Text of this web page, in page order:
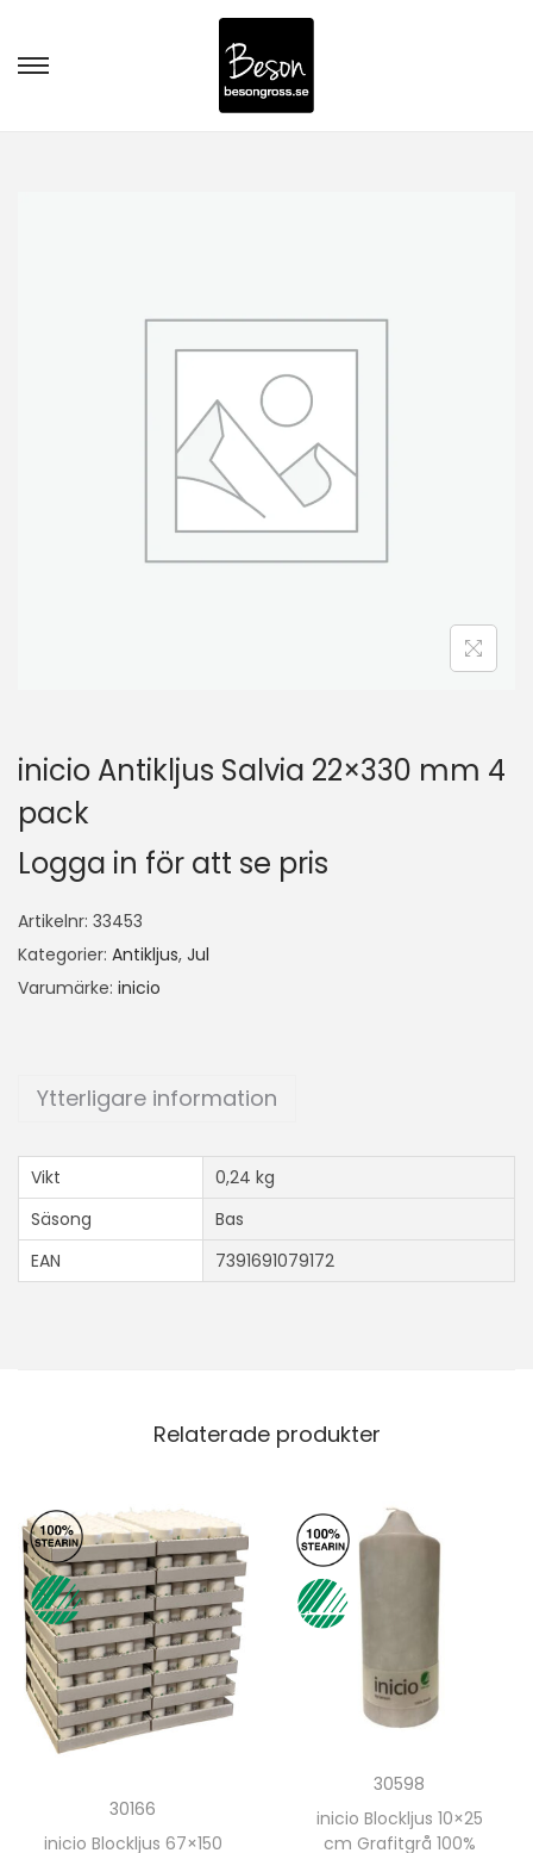
inicio Antikljus Salvia 22×330 mm 4
pack
Logga in för att se pris
Artikelnr: 33453
Kategorier: Antikljus, Jul
Varumärke: inicio
Ytterligare information
Vikt
0,24 kg
Säsong
Bas
EAN
7391691079172
Relaterade produkter
30166
inicio Blockljus 67×150
30598
inicio Blockljus 10×25
cm Grafitgrå 100%